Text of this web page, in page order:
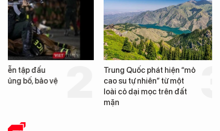
Trung Quốc phát hiện “mỏ
cao su tự nhiên” từ một
Loạt dự án bất động
Đà Nẵng sắp bị kiểm